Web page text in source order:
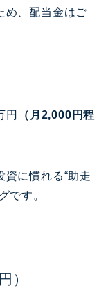
め、配当金はご
円
（月2,000円程
に慣れる“助走
です。
）